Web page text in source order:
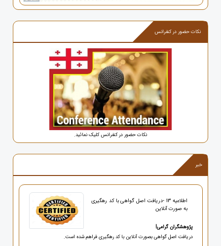
نکات حضور در کنفرانس
نکات حضور در کنفرانس کلیک نمائید.
خبر
اطلاعیه 13 -دریافت اصل گواهی با کد رهگیری
به صورت آنلاین
پژوهشگران گرامی!
دریافت اصل گواهی بصورت آنلاین با کد رهگیری فراهم شده است.